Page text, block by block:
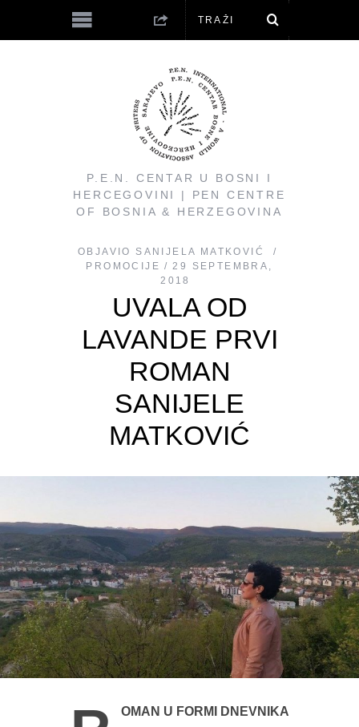
P.E.N. CENTAR U BOSNI I
HERCEGOVINI | PEN CENTRE
OF BOSNIA & HERZEGOVINA
OBJAVIO
SANIJELA MATKOVIĆ
PROMOCIJE
29 SEPTEMBRA,
2018
UVALA OD
LAVANDE PRVI
ROMAN
SANIJELE
MATKOVIĆ
OMAN U FORMI DNEVNIKA